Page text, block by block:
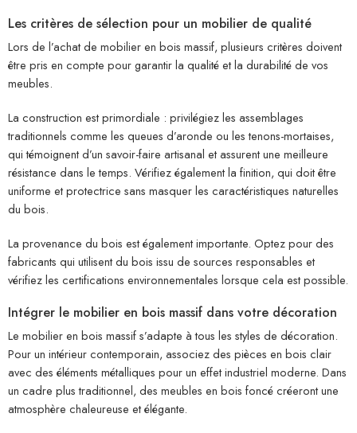
Les critères de sélection pour un mobilier de qualité
Lors de l’achat de mobilier en bois massif, plusieurs critères doivent
être pris en compte pour garantir la qualité et la durabilité de vos
meubles.
La construction est primordiale : privilégiez les assemblages
traditionnels comme les queues d’aronde ou les tenons-mortaises,
qui témoignent d’un savoir-faire artisanal et assurent une meilleure
résistance dans le temps. Vérifiez également la finition, qui doit être
uniforme et protectrice sans masquer les caractéristiques naturelles
du bois.
La provenance du bois est également importante. Optez pour des
fabricants qui utilisent du bois issu de sources responsables et
vérifiez les certifications environnementales lorsque cela est possible.
Intégrer le mobilier en bois massif dans votre décoration
Le mobilier en bois massif s’adapte à tous les styles de décoration.
Pour un intérieur contemporain, associez des pièces en bois clair
avec des éléments métalliques pour un effet industriel moderne. Dans
un cadre plus traditionnel, des meubles en bois foncé créeront une
atmosphère chaleureuse et élégante.